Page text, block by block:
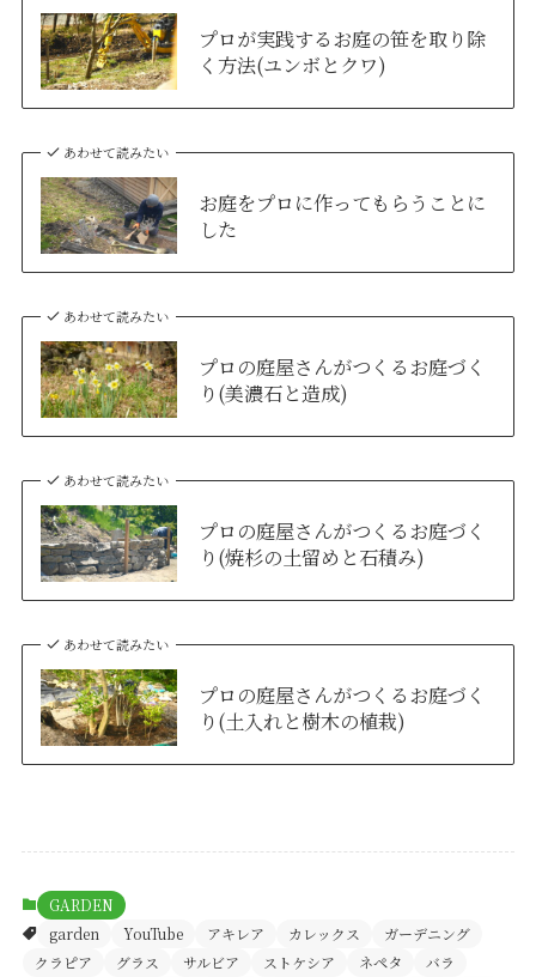
プロが実践するお庭の笹を取り除
く方法(ユンボとクワ)
あわせて読みたい
お庭をプロに作ってもらうことに
した
あわせて読みたい
プロの庭屋さんがつくるお庭づく
り(美濃石と造成)
あわせて読みたい
プロの庭屋さんがつくるお庭づく
り(焼杉の土留めと石積み)
あわせて読みたい
プロの庭屋さんがつくるお庭づく
り(土入れと樹木の植栽)
GARDEN
garden
YouTube アキレア カレックス
ガーデニング
クラピア
グラス サルビア ストケシア ネペタ
バラ